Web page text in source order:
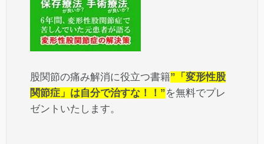
股関節の痛み解消に役立つ書籍”「変形性股
関節症」は自分で治すな！！”を無料でプレ
ゼントいたします。